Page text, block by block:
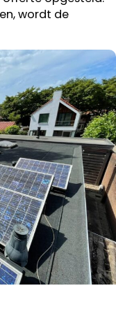
wordt de